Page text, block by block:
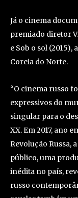
Já o cinema
premiado diretor
e Sob o sol
Coreia do Norte.
“O cinema russo
expressivos do
singular para o
XX. Em 2017, ano
Revolução Russa,
público, uma
inédita no país,
russo